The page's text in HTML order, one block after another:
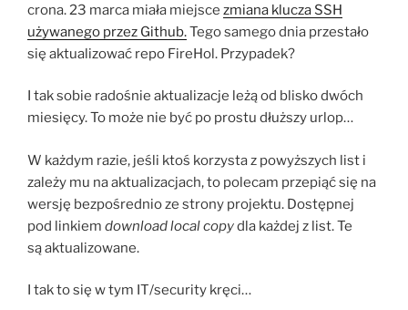
crona. 23 marca miała miejsce zmiana klucza SSH
używanego przez Github.Tego samego dnia przestało
się aktualizować repo FireHol. Przypadek?
I tak sobie radośnie aktualizacje leżą od blisko dwóch
miesięcy. To może nie być po prostu dłuższy urlop…
W każdym razie, jeśli ktoś korzysta z powyższych list i
zależy mu na aktualizacjach, to polecam przepiąć się na
wersję bezpośrednio ze strony projektu. Dostępnej
pod linkiem download local copydla każdej z list. Te
są aktualizowane.
I tak to się w tym IT/security kręci…